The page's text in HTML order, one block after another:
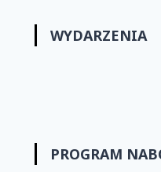
WYDARZENIA
PROGRAM